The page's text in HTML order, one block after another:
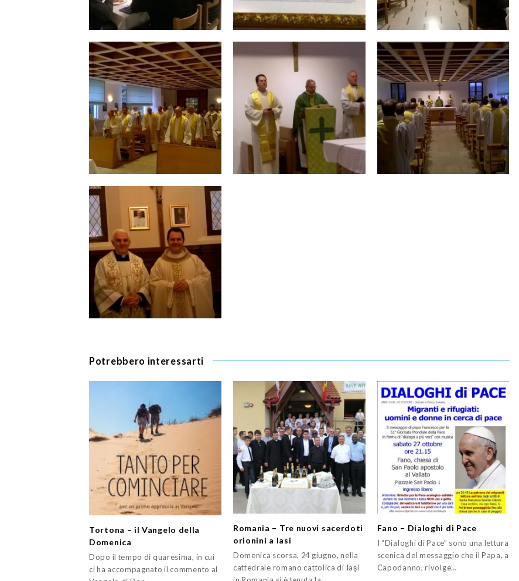
Potrebbero interessarti
Tortona – il Vangelo della
Domenica
Dopo il tempo di quaresima, in cui
ci ha accompagnato il commento al
Romania – Tre nuovi sacerdoti
orionini a Iasi
Domenica scorsa, 24 giugno, nella
cattedrale romano cattolica di Iaşi
Fano – Dialoghi di Pace
I “Dialoghi di Pace” sono una lettura
scenica del messaggio che il Papa, a
Capodanno, rivolge…